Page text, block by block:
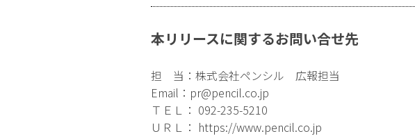
本リリースに関するお問い合せ先
担 当：株式会社ペンシル 広報担当
Email： pr@pencil.co.jp
ＴＥＬ： 092-235-5210
ＵＲＬ： https://www.pencil.co.jp